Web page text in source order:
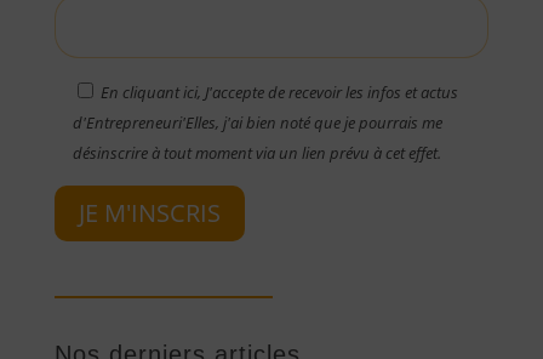
En cliquant ici, J'accepte de recevoir les infos et actus
d'Entrepreneuri'Elles, j'ai bien noté que je pourrais me
désinscrire à tout moment via un lien prévu à cet effet.
JE M'INSCRIS